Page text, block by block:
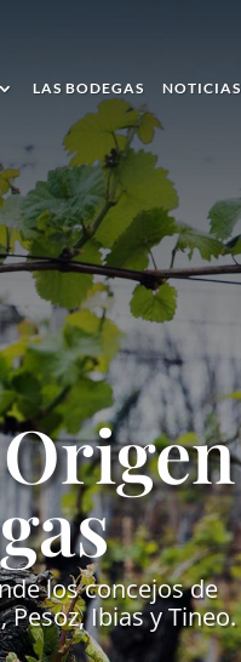
LAS BODEGAS NOTICIAS
los concejos de
Ibias y Tineo.